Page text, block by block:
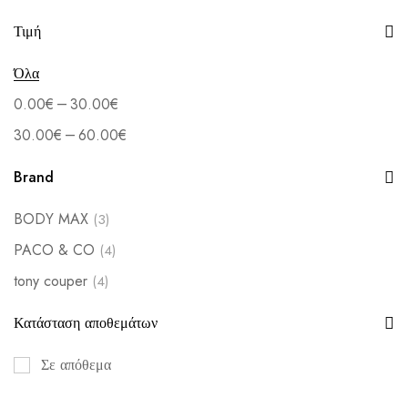
Τιμή
Όλα
0.00€ –30.00€
30.00€ –60.00€
Brand
BODY MAX (3)
PACO & CO (4)
tony couper (4)
Κατάσταση αποθεμάτων
Σε απόθεμα